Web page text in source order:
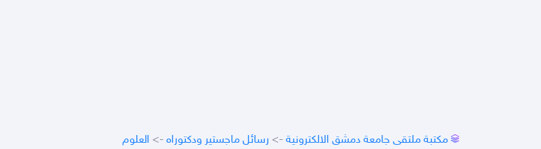
مكتبة ملتقى جامعة دمشق الالكترونية -> رسائل ماجستير ودكتوراه -> العلوم